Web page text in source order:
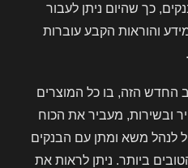
כך שהיום ניתן לעבור
והוראות הקבע עוברות
החדש הזה, בו כל המוצרים
ובשירות, מעביר את הכוח
לנהל משא ומתן עם הבנקים
ביותר. ניתן לראות את